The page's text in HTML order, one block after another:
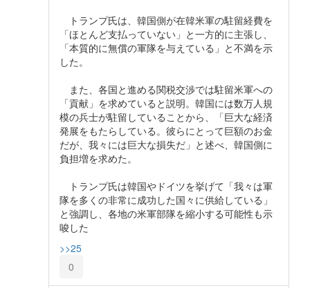
トランプ氏は、韓国側が在韓米軍の駐留経費を
「ほとんど支払っていない」と一方的に主張し、
「本質的に無償の軍隊を与えている」と不満を示
した。
また、各国と進める関税交渉では駐留米軍への
「貢献」を求めていると説明。韓国には数万人規
模の兵士が駐留していることから、「巨大な経済
発展をもたらしている。彼らにとって巨額のお金
だが、我々には巨大な損失だ」と述べ、韓国側に
負担増を求めた。
トランプ氏は韓国やドイツを挙げて「我々は軍
隊を多くの非常に成功した国々に供給している」
と強調し、各地の米軍部隊を縮小する可能性も示
唆した
>>25
0